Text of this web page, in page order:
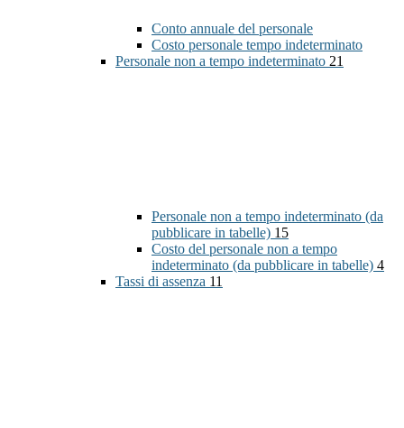
Conto annuale del personale
Costo personale tempo indeterminato
Personale non a tempo indeterminato 21
Personale non a tempo indeterminato (da
pubblicare in tabelle) 15
Costo del personale non a tempo
indeterminato (da pubblicare in tabelle) 4
Tassi di assenza 11